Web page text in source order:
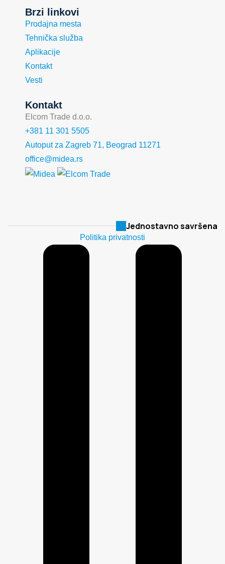
Brzi linkovi
Prodajna mesta
Tehnička služba
Aplikacije
Kontakt
Vesti
Kontakt
Elcom Trade d.o.o.
+381 11 301 5505
Autoput za Zagreb 71, Beograd 11271
office@midea.rs
Jednostavno savršena
Politika privatnosti